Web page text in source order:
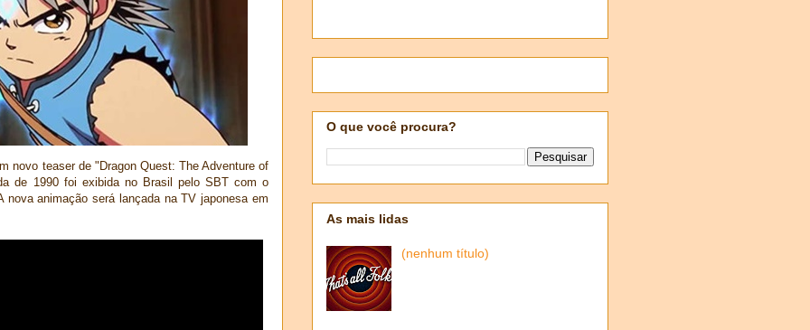
novo teaser de "Dragon Quest: The Adventure of
de 1990 foi exibida no Brasil pelo SBT com o
nova animação será lançada na TV japonesa em
O que você procura?
As mais lidas
(nenhum título)